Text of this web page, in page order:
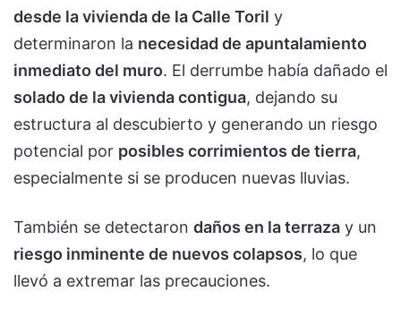
desde la vivienda de la Calle Toril y
determinaron la necesidad de apuntalamiento
inmediato del muro. El derrumbe había dañado el
solado de la vivienda contigua, dejando su
estructura al descubierto y generando un riesgo
potencial por posibles corrimientos de tierra,
especialmente si se producen nuevas lluvias.
También se detectaron daños en la terraza y un
riesgo inminente de nuevos colapsos, lo que
llevó a extremar las precauciones.